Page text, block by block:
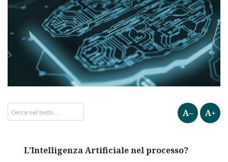
A– A+
L’Intelligenza Artificiale nel processo?